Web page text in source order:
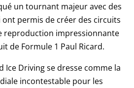
un tournant majeur avec des
permis de créer des circuits
reproduction impressionnante
de Formule 1 Paul Ricard.
Ice Driving se dresse comme la
incontestable pour les